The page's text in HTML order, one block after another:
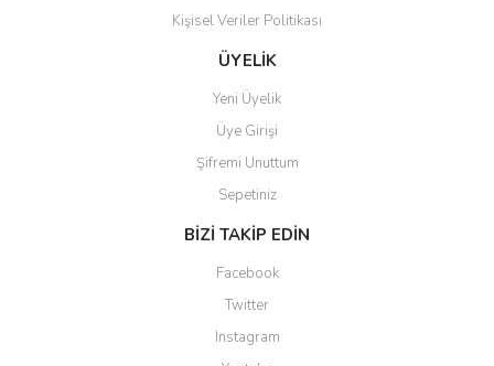
Kişisel Veriler Politikası
ÜYELİK
Yeni Üyelik
Üye Girişi
Şifremi Unuttum
Sepetiniz
BİZİ TAKİP EDİN
Facebook
Twitter
Instagram